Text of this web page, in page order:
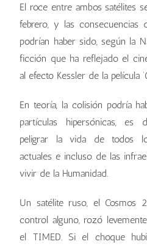
El roce entre ambos satélites
febrero, y las consecuencias
podrían haber sido, según la
ficción que ha reflejado el
al efecto Kessler de la película
En teoría, la colisión podría
partículas hipersónicas, es
peligrar la vida de todos
actuales e incluso de las
vivir de la Humanidad.
Un satélite ruso, el Cosmos
control alguno, rozó
el TIMED. Si el choque